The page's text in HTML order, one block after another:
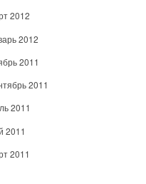
2012
2012
2011
2011
2011
2011
2011